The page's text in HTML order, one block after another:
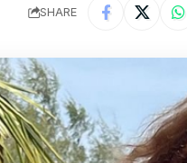
SHARE